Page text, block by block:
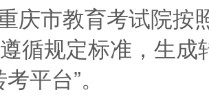
庆市教育考试院按
循规定标准，生
平台”。